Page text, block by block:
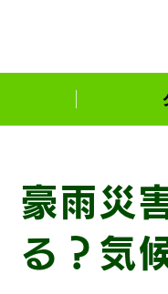
豪雨災
る？気